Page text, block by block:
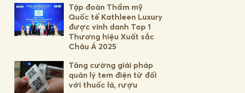
Tập đoàn Thẩm mỹ
Quốc tế Kathleen Luxury
được vinh danh Top 1
Thương hiệu Xuất sắc
Châu Á 2025
Tăng cường giải pháp
quản lý tem điện tử đối
với thuốc lá, rượu